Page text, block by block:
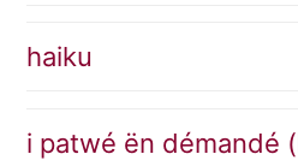
haiku
i patwé ën démandé